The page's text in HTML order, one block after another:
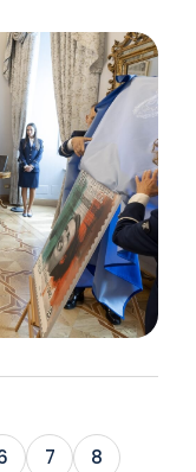
7 8